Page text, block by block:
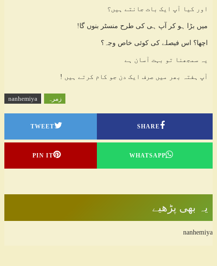
اور کیا آپ ایک بات جانتے ہیں؟
میں بڑا ہو کر آپ ہی کی طرح منسٹر بنوں گا!
اچھا؟ اس فیصلے کی کوئی خاص وجہ؟
یہ سمجھنا تو بہت آسان ہے
آپ ہفتہ بھر میں صرف ایک دن جو کام کرتے ہیں !
زمرہ nanhemiya
TWEET SHARE
PIN IT WHATSAPP
یہ بھی پڑھیے
nanhemiya